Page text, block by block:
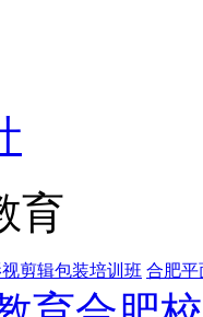
育
剪辑包装培训班 合肥平